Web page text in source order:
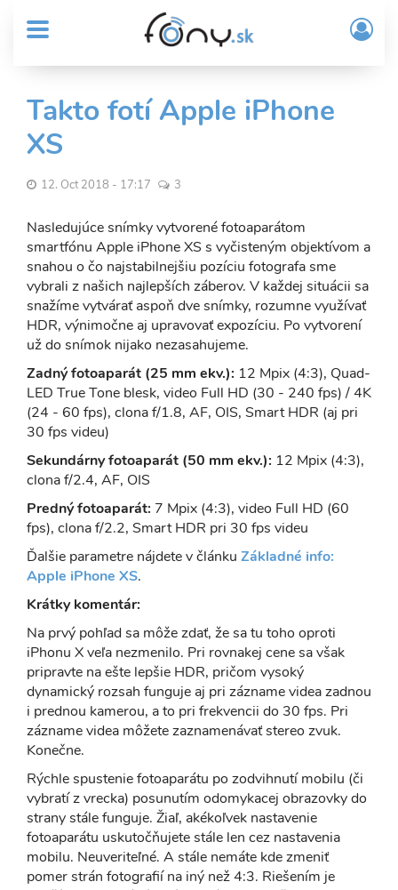
obsah
MENU
Sub
Header
menu
User
account
menu
/
Takto fotí Apple iPhone
XS
12. Oct 2018 - 17:17 3
Nasledujúce snímky vytvorené fotoaparátom
smartfónu Apple iPhone XS s vyčisteným objektívom a
snahou o čo najstabilnejšiu pozíciu fotografa sme
vybrali z našich najlepších záberov. V každej situácii sa
snažíme vytvárať aspoň dve snímky, rozumne využívať
HDR, výnimočne aj upravovať expozíciu. Po vytvorení
už do snímok nijako nezasahujeme.
Zadný fotoaparát (25 mm ekv.): 12 Mpix (4:3), Quad-
LED True Tone blesk, video Full HD (30 - 240 fps) / 4K
(24 - 60 fps), clona f/1.8, AF, OIS, Smart HDR (aj pri
30 fps videu)
Sekundárny fotoaparát (50 mm ekv.): 12 Mpix (4:3),
clona f/2.4, AF, OIS
Predný fotoaparát: 7 Mpix (4:3), video Full HD (60
fps), clona f/2.2, Smart HDR pri 30 fps videu
Ďalšie parametre nájdete v článku Základné info:
Apple iPhone XS.
Krátky komentár:
Na prvý pohľad sa môže zdať, že sa tu toho oproti
iPhonu X veľa nezmenilo. Pri rovnakej cene sa však
pripravte na ešte lepšie HDR, pričom vysoký
dynamický rozsah funguje aj pri zázname videa zadnou
i prednou kamerou, a to pri frekvencii do 30 fps. Pri
zázname videa môžete zaznamenávať stereo zvuk.
Konečne.
Rýchle spustenie fotoaparátu po zodvihnutí mobilu (či
vybratí z vrecka) posunutím odomykacej obrazovky do
strany stále funguje. Žiaľ, akékoľvek nastavenie
fotoaparátu uskutočňujete stále len cez nastavenia
mobilu. Neuveriteľné. A stále nemáte kde zmeniť
pomer strán fotografií na iný než 4:3. Riešením je